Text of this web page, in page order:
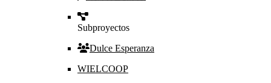
Subproyectos
Dulce Esperanza
WIELCOOP